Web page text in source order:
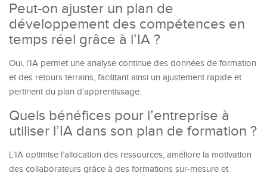
Peut-on ajuster un plan de
développement des compétences en
temps réel grâce à l’IA ?
Oui, l’IA permet une analyse continue des données de formation
et des retours terrains, facilitant ainsi un ajustement rapide et
pertinent du plan d’apprentissage.
Quels bénéfices pour l’entreprise à
utiliser l’IA dans son plan de formation ?
L’IA optimise l’allocation des ressources, améliore la motivation
des collaborateurs grâce à des formations sur-mesure et